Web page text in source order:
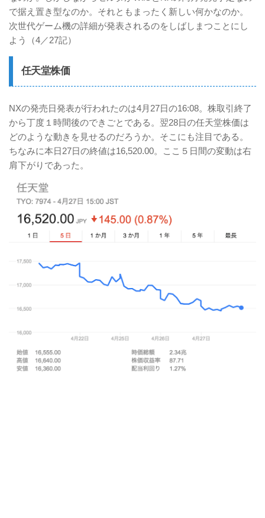
で据え置き型なのか。それともまったく新しい何かなのか。
次世代ゲーム機の詳細が発表されるのをしばしまつことにし
よう（4／27記）
任天堂株価
NXの発売日発表が行われたのは4月27日の16:08。株取引終了
から丁度１時間後のできごとである。翌28日の任天堂株価は
どのような動きを見せるのだろうか。そこにも注目である。
ちなみに本日27日の終値は16,520.00。ここ５日間の変動は右
肩下がりであった。